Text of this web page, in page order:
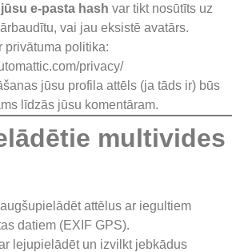
e-pasta hash var tikt nosūtīts uz
vai jau eksistē avatārs.
privātuma politika:
privacy/
jūsu profila attēls (ja tāds ir) būs
līdzās jūsu komentāram.
multivides
augšupielādēt attēlus ar iegultiem
datiem (EXIF GPS).
lejupielādēt un izvilkt jebkādus